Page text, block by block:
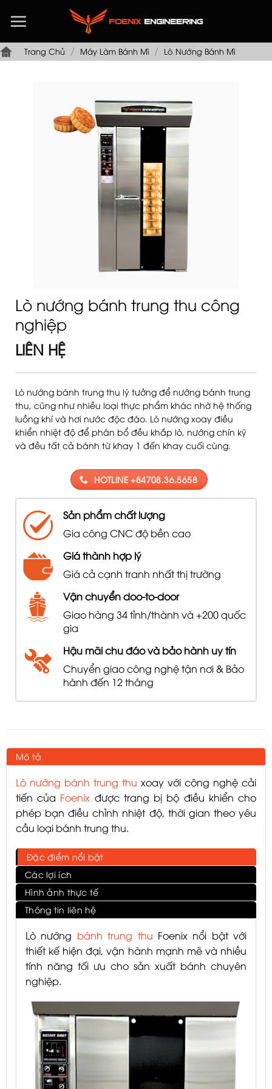
đến
dungTrang Chủ / Máy Làm Bánh Mì / Lò Nướng Bánh Mì
Lò nướng bánh trung thu công
nghiệp
LIÊN HỆ
Lò nướng bánh trung thu lý tưởng để nướng bánh trung
thu, cũng như nhiều loại thực phẩm khác nhờ hệ thống
luồng khí và hơi nước độc đáo. Lò nướng xoay điều
khiển nhiệt độ để phân bổ đều khắp lò, nướng chín kỹ
và đều tất cả bánh từ khay 1 đến khay cuối cùng.
HOTLINE +84708.36.5658
Sản phẩm chất lượng
Gia công CNC độ bền cao
Giá thành hợp lý
Giá cả cạnh tranh nhất thị trường
Vận chuyển doo-to-door
Giao hàng 34 tỉnh/thành và +200 quốc
gia
Hậu mãi chu đáo và bảo hành uy tín
Chuyển giao công nghệ tận nơi & Bảo
hành đến 12 tháng
Mô tả
Lò nướng bánh trung thu xoay với công nghệ cải
tiến của Foenix được trang bị bộ điều khiển cho
phép bạn điều chỉnh nhiệt độ, thời gian theo yêu
cầu loại bánh trung thu.
Đặc điểm nổi bật
Các lợi ích
Hình ảnh thực tế
Thông tin liên hệ
Lò nướng bánh trung thu Foenix nổi bật với
thiết kế hiện đại, vận hành mạnh mẽ và nhiều
tính năng tối ưu cho sản xuất bánh chuyên
nghiệp.